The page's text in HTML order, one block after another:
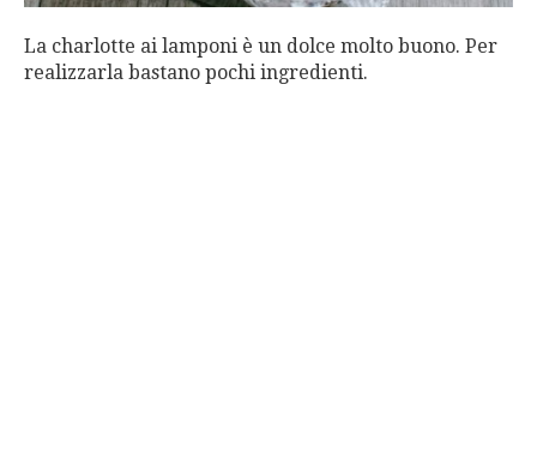
La charlotte ai lamponi è un dolce molto buono. Per
realizzarla bastano pochi ingredienti.